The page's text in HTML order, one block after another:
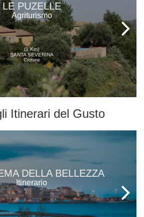
LE PUZELLE
Agriturismo
(1 Km)
SANTA SEVERINA
Crotone
Itinerari del Gusto
DELLA BELLEZZA
Itinerario